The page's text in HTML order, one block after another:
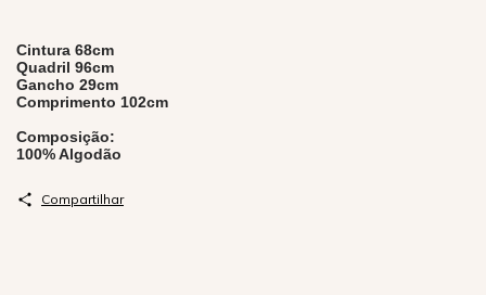
Cintura 68cm
Quadril 96cm
Gancho 29cm
Comprimento 102cm
Composição:
100% Algodão
Compartilhar